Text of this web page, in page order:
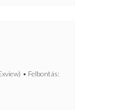
• Felbontás: